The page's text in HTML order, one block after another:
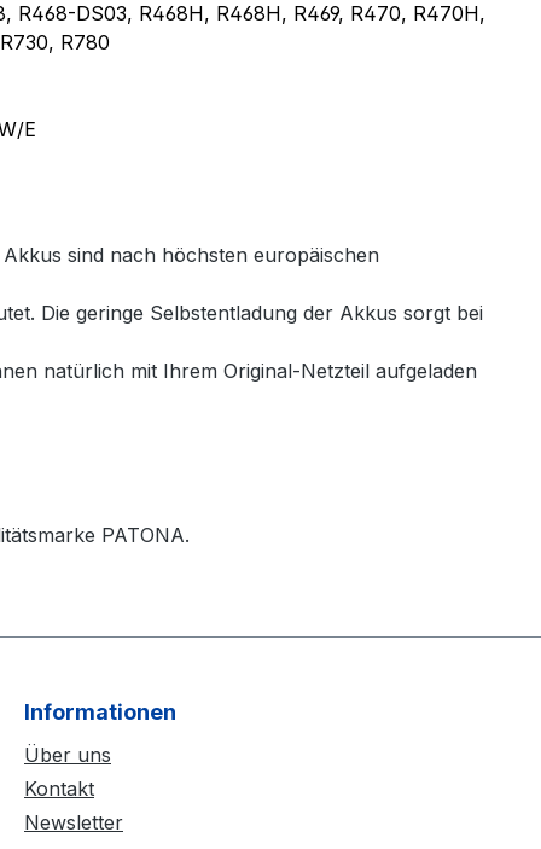
R468-DS03, R468H, R468H, R469, R470, R470H,
R780
E
sind nach höchsten europäischen
Die geringe Selbstentladung der Akkus sorgt bei
natürlich mit Ihrem Original-Netzteil aufgeladen
PATONA.
Informationen
Über uns
Kontakt
Newsletter